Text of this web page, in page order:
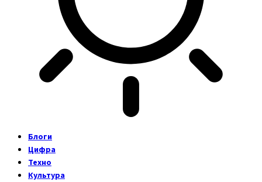
Блоги
Цифра
Техно
Культура